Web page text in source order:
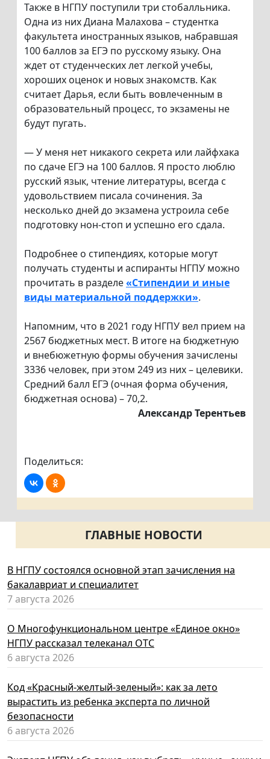
Также в НГПУ поступили три стобалльника.
Одна из них Диана Малахова – студентка
факультета иностранных языков, набравшая
100 баллов за ЕГЭ по русскому языку. Она
ждет от студенческих лет легкой учебы,
хороших оценок и новых знакомств. Как
считает Дарья, если быть вовлеченным в
образовательный процесс, то экзамены не
будут пугать.
— У меня нет никакого секрета или лайфхака
по сдаче ЕГЭ на 100 баллов. Я просто люблю
русский язык, чтение литературы, всегда с
удовольствием писала сочинения. За
несколько дней до экзамена устроила себе
подготовку нон-стоп и успешно его сдала.
Подробнее о стипендиях, которые могут
получать студенты и аспиранты НГПУ можно
прочитать в разделе«Стипендии и иные
виды материальной поддержки».
Напомним, что в 2021 году НГПУ вел прием на
2567 бюджетных мест. В итоге на бюджетную
и внебюжетную формы обучения зачислены
3336 человек, при этом 249 из них – целевики.
Средний балл ЕГЭ (очная форма обучения,
бюджетная основа) – 70,2.
Александр Терентьев
Поделиться:
ГЛАВНЫЕ НОВОСТИ
В НГПУ состоялся основной этап зачисления на
бакалавриат и специалитет
7 августа 2026
О Многофункциональном центре «Единое окно»
НГПУ рассказал телеканал ОТС
6 августа 2026
Код «Красный-желтый-зеленый»: как за лето
вырастить из ребенка эксперта по личной
безопасности
6 августа 2026